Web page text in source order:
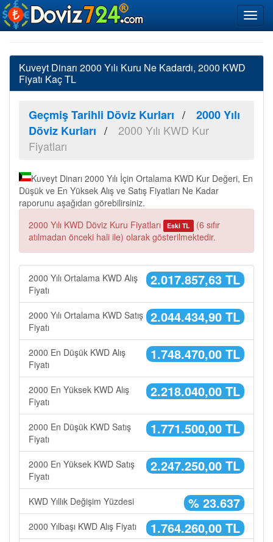
Kuveyt Dinarı 2000 Yılı Kuru Ne Kadardı, 2000 KWD
Fiyatı Kaç TL
Geçmiş Tarihli Döviz Kurları
2000 Yılı
Döviz Kurları
2000 Yılı KWD Kur
Fiyatları
Kuveyt Dinarı 2000 Yılı İçin Ortalama KWD Kur Değeri, En
Düşük ve En Yüksek Alış ve Satış Fiyatları Ne Kadar
raporunu aşağıdan görebilirsiniz.
2000 Yılı KWD Döviz Kuru Fiyatları
Eski TL (6 sıfır
atılmadan önceki hali ile) olarak gösterilmektedir.
2.017.857,63 TL
2000 Yılı Ortalama KWD Alış
Fiyatı
2.044.434,90 TL
2000 Yılı Ortalama KWD Satış
Fiyatı
1.748.470,00 TL
2000 En Düşük KWD Alış
Fiyatı
2.218.040,00 TL
2000 En Yüksek KWD Alış
Fiyatı
1.771.500,00 TL
2000 En Düşük KWD Satış
Fiyatı
2.247.250,00 TL
2000 En Yüksek KWD Satış
Fiyatı
% 23.637
KWD Yıllık Değişim Yüzdesi
1.764.260,00 TL
2000 Yılbaşı KWD Alış Fiyatı